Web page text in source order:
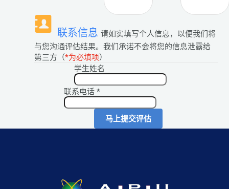
联系信息 请如实填写个人信息，以便我们将
与您沟通评估结果。我们承诺不会将您的信息泄露给
第三方（*为必填项）
学生姓名
联系电话*
马上提交评估